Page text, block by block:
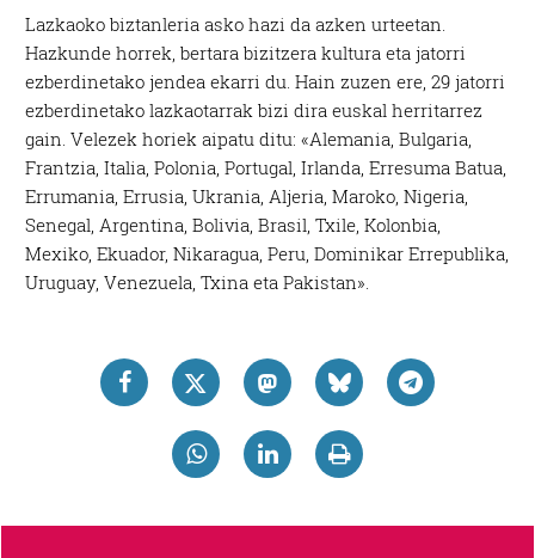
Lazkaoko biztanleria asko hazi da azken urteetan.
Hazkunde horrek, bertara bizitzera kultura eta jatorri
ezberdinetako jendea ekarri du. Hain zuzen ere, 29 jatorri
ezberdinetako lazkaotarrak bizi dira euskal herritarrez
gain. Velezek horiek aipatu ditu: «Alemania, Bulgaria,
Frantzia, Italia, Polonia, Portugal, Irlanda, Erresuma Batua,
Errumania, Errusia, Ukrania, Aljeria, Maroko, Nigeria,
Senegal, Argentina, Bolivia, Brasil, Txile, Kolonbia,
Mexiko, Ekuador, Nikaragua, Peru, Dominikar Errepublika,
Uruguay, Venezuela, Txina eta Pakistan».